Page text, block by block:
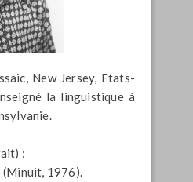
New Jersey, Etats-
la linguistique à
:
1976).